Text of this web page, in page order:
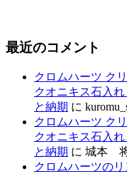
最近のコメント
クロムハーツ ク
クオニキス石入
と納期 に
クロムハーツ ク
クオニキス石入
と納期 に 城本
クロムハーツの